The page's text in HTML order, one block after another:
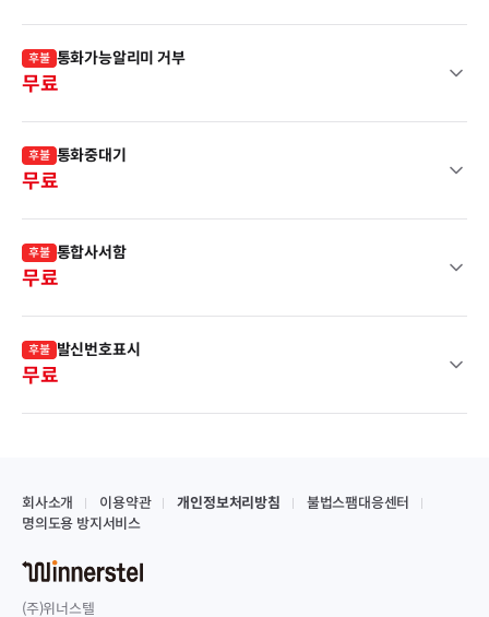
후불 통화가능알리미 거부
무료
후불 통화중대기
무료
후불 통합사서함
무료
후불 발신번호표시
무료
회사소개 이용약관 개인정보처리방침
불법스팸대응센터
명의도용 방지서비스
(주)위너스텔